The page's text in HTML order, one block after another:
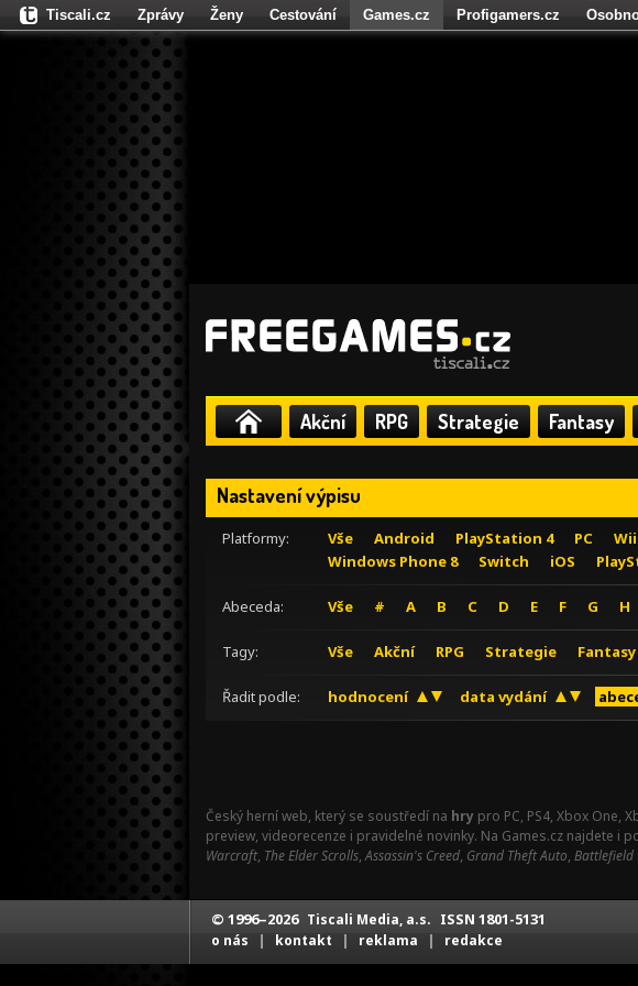
Akční RPG Strategie Fantasy
Nastavení výpisu
Platformy: Vše Android PlayStation 4 PC Wii
Windows Phone 8
Switch iOS
Abeceda: Vše # A B C D E F G H
Tagy: Vše Akční RPG Strategie Fantasy
Řadit podle: hodnocení data vydání
Český herní web, který se soustředí na hry pro PC, PS4, Xbox One,
preview, videorecenze i pravidelné novinky. Na Games.cz najdete i
Warcraft, The Elder Scrolls,Assassin's Creed, Grand Theft Auto, Battlefield
Tiscali.cz Zprávy Ženy Cestování Games.cz Profigamers.cz
Fights.cz
© 1996–2026 Tiscali Media, a.s. ISSN 1801-5131
o nás | kontakt | reklama | redakce